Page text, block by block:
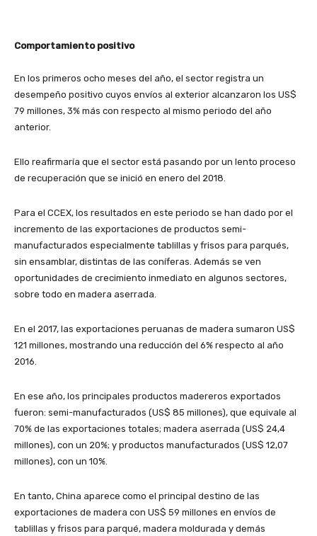
Comportamiento positivo
En los primeros ocho meses del año, el sector registra un
desempeño positivo cuyos envíos al exterior alcanzaron los US$
79 millones, 3% más con respecto al mismo periodo del año
anterior.
Ello reafirmaría que el sector está pasando por un lento proceso
de recuperación que se inició en enero del 2018.
Para el CCEX, los resultados en este periodo se han dado por el
incremento de las exportaciones de productos semi-
manufacturados especialmente tablillas y frisos para parqués,
sin ensamblar, distintas de las coníferas. Además se ven
oportunidades de crecimiento inmediato en algunos sectores,
sobre todo en madera aserrada.
En el 2017, las exportaciones peruanas de madera sumaron US$
121 millones, mostrando una reducción del 6% respecto al año
2016.
En ese año, los principales productos madereros exportados
fueron: semi-manufacturados (US$ 85 millones), que equivale al
70% de las exportaciones totales; madera aserrada (US$ 24,4
millones), con un 20%; y productos manufacturados (US$ 12,07
millones), con un 10%.
En tanto, China aparece como el principal destino de las
exportaciones de madera con US$ 59 millones en envíos de
tablillas y frisos para parqué, madera moldurada y demás